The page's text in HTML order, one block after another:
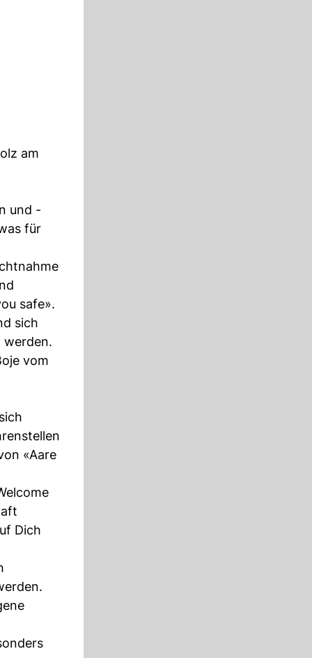
am
und -
für
safe».
sich
werden.
vom
«Aare
Dich